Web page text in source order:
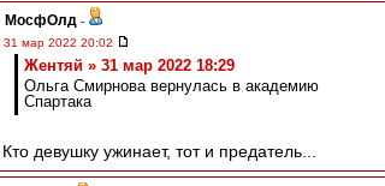
МосфОлд -
31 мар 2022 20:02
Жентяй » 31 мар 2022 18:29
Ольга Смирнова вернулась в академию
Спартака
Кто девушку ужинает, тот и предатель...